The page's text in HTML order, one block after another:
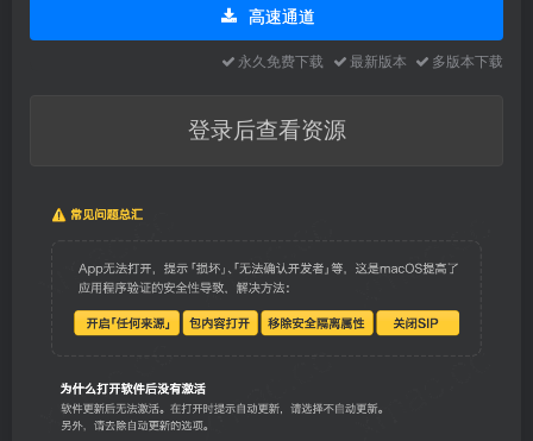
高速通道
永久免费下载 最新版本 多版本下载
登录后查看资源